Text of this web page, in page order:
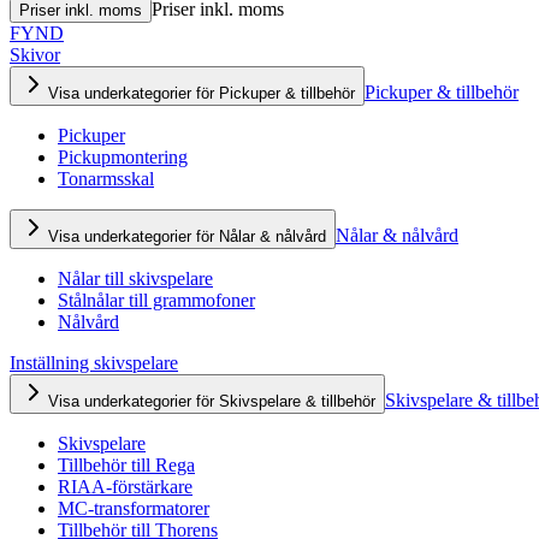
Priser inkl. moms Priser inkl. moms
FYND
Skivor
Visa underkategorier för Pickuper & tillbehör Pickuper & tillbehör
Pickuper
Pickupmontering
Tonarmsskal
Visa underkategorier för Nålar & nålvård Nålar & nålvård
Nålar till skivspelare
Stålnålar till grammofoner
Nålvård
Inställning skivspelare
Visa underkategorier för Skivspelare & tillbehör Skivspelare &
Skivspelare
Tillbehör till Rega
RIAA-förstärkare
MC-transformatorer
Tillbehör till Thorens